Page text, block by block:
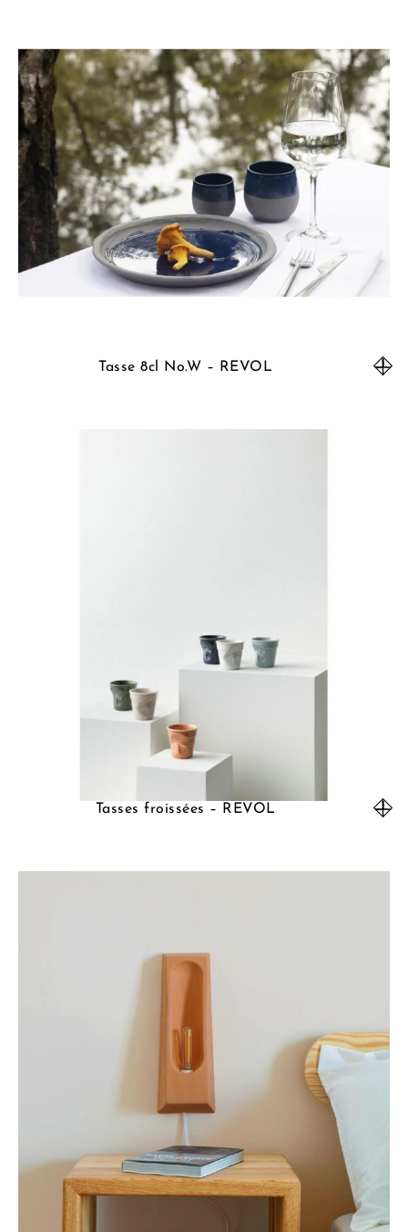
Tasse 8cl No.W – REVOL
Tasses froissées – REVOL